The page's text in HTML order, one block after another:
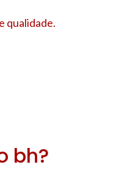
qualidade.
bh?